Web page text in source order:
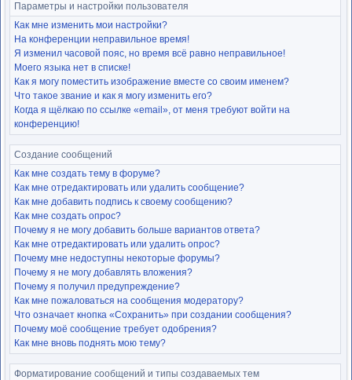
Параметры и настройки пользователя
Как мне изменить мои настройки?
На конференции неправильное время!
Я изменил часовой пояс, но время всё равно неправильное!
Моего языка нет в списке!
Как я могу поместить изображение вместе со своим именем?
Что такое звание и как я могу изменить его?
Когда я щёлкаю по ссылке «email», от меня требуют войти на
конференцию!
Создание сообщений
Как мне создать тему в форуме?
Как мне отредактировать или удалить сообщение?
Как мне добавить подпись к своему сообщению?
Как мне создать опрос?
Почему я не могу добавить больше вариантов ответа?
Как мне отредактировать или удалить опрос?
Почему мне недоступны некоторые форумы?
Почему я не могу добавлять вложения?
Почему я получил предупреждение?
Как мне пожаловаться на сообщения модератору?
Что означает кнопка «Сохранить» при создании сообщения?
Почему моё сообщение требует одобрения?
Как мне вновь поднять мою тему?
Форматирование сообщений и типы создаваемых тем